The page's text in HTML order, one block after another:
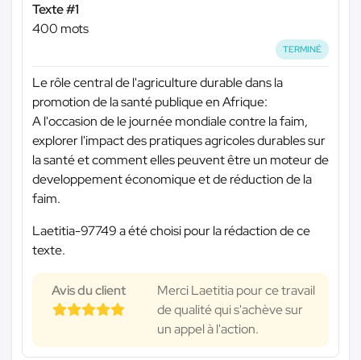
Texte #1
400 mots
TERMINÉ
Le rôle central de l'agriculture durable dans la
promotion de la santé publique en Afrique:
A l'occasion de le journée mondiale contre la faim,
explorer l'impact des pratiques agricoles durables sur
la santé et comment elles peuvent être un moteur de
developpement économique et de réduction de la
faim.
Laetitia-97749 a été choisi pour la rédaction de ce
texte.
Avis du client
Merci Laetitia pour ce travail
de qualité qui s'achève sur
un appel à l'action.